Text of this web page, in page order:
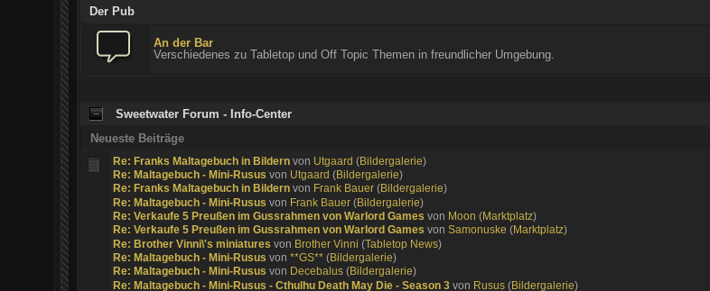
Der Pub
An der Bar
Verschiedenes zu Tabletop und Off Topic Themen in freundlicher Umgebung.
Sweetwater Forum - Info-Center
Neueste Beiträge
Re: Franks Maltagebuch in Bildern von Utgaard (Bildergalerie)
Re: Maltagebuch - Mini-Rusus von Utgaard (Bildergalerie)
Re: Franks Maltagebuch in Bildern von Frank Bauer (Bildergalerie)
Re: Maltagebuch - Mini-Rusus von Frank Bauer (Bildergalerie)
Re: Verkaufe 5 Preußen im Gussrahmen von Warlord Games von Moon (Marktplatz)
Re: Verkaufe 5 Preußen im Gussrahmen von Warlord Games vonSamonuske (Marktplatz)
Re: Brother Vinni\'s miniatures von Brother Vinni (Tabletop News)
Re: Maltagebuch - Mini-Rusus von**GS** (Bildergalerie)
Re: Maltagebuch - Mini-Rusus von Decebalus (Bildergalerie)
Re: Maltagebuch - Mini-Rusus - Cthulhu Death May Die - Season 3 von Rusus (Bildergalerie)